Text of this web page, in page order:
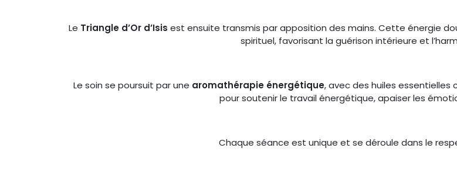
Le Triangle d’Or d’Isis est ensuite transmis par apposition des mains. Cette énergie
spirituel, favorisant la guérison intérieure et
Le soin se poursuit par une aromathérapie énergétique, avec des huiles
pour soutenir le travail énergétique, apaiser les
Chaque séance est unique et se déroule dans le